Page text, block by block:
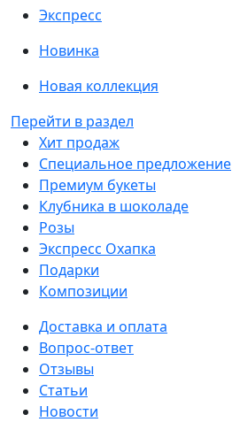
Экспресс
Новинка
Новая коллекция
Перейти в раздел
Хит продаж
Специальное предложение
Премиум букеты
Клубника в шоколаде
Розы
Экспресс Охапка
Подарки
Композиции
Доставка и оплата
Вопрос-ответ
Отзывы
Статьи
Новости